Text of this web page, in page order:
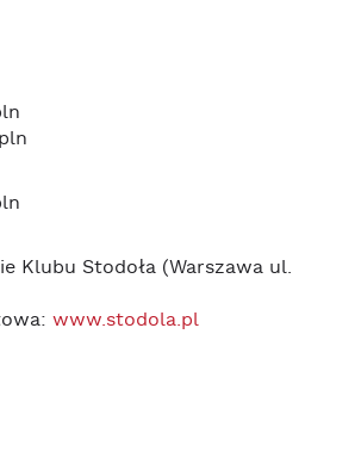
Klubu Stodoła (Warszawa ul.
www.stodola.pl